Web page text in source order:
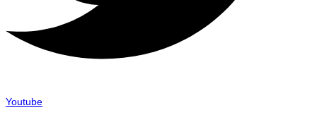
Youtube